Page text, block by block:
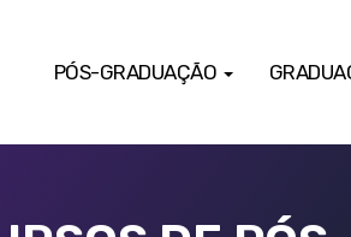
PÓS-GRADUAÇÃO